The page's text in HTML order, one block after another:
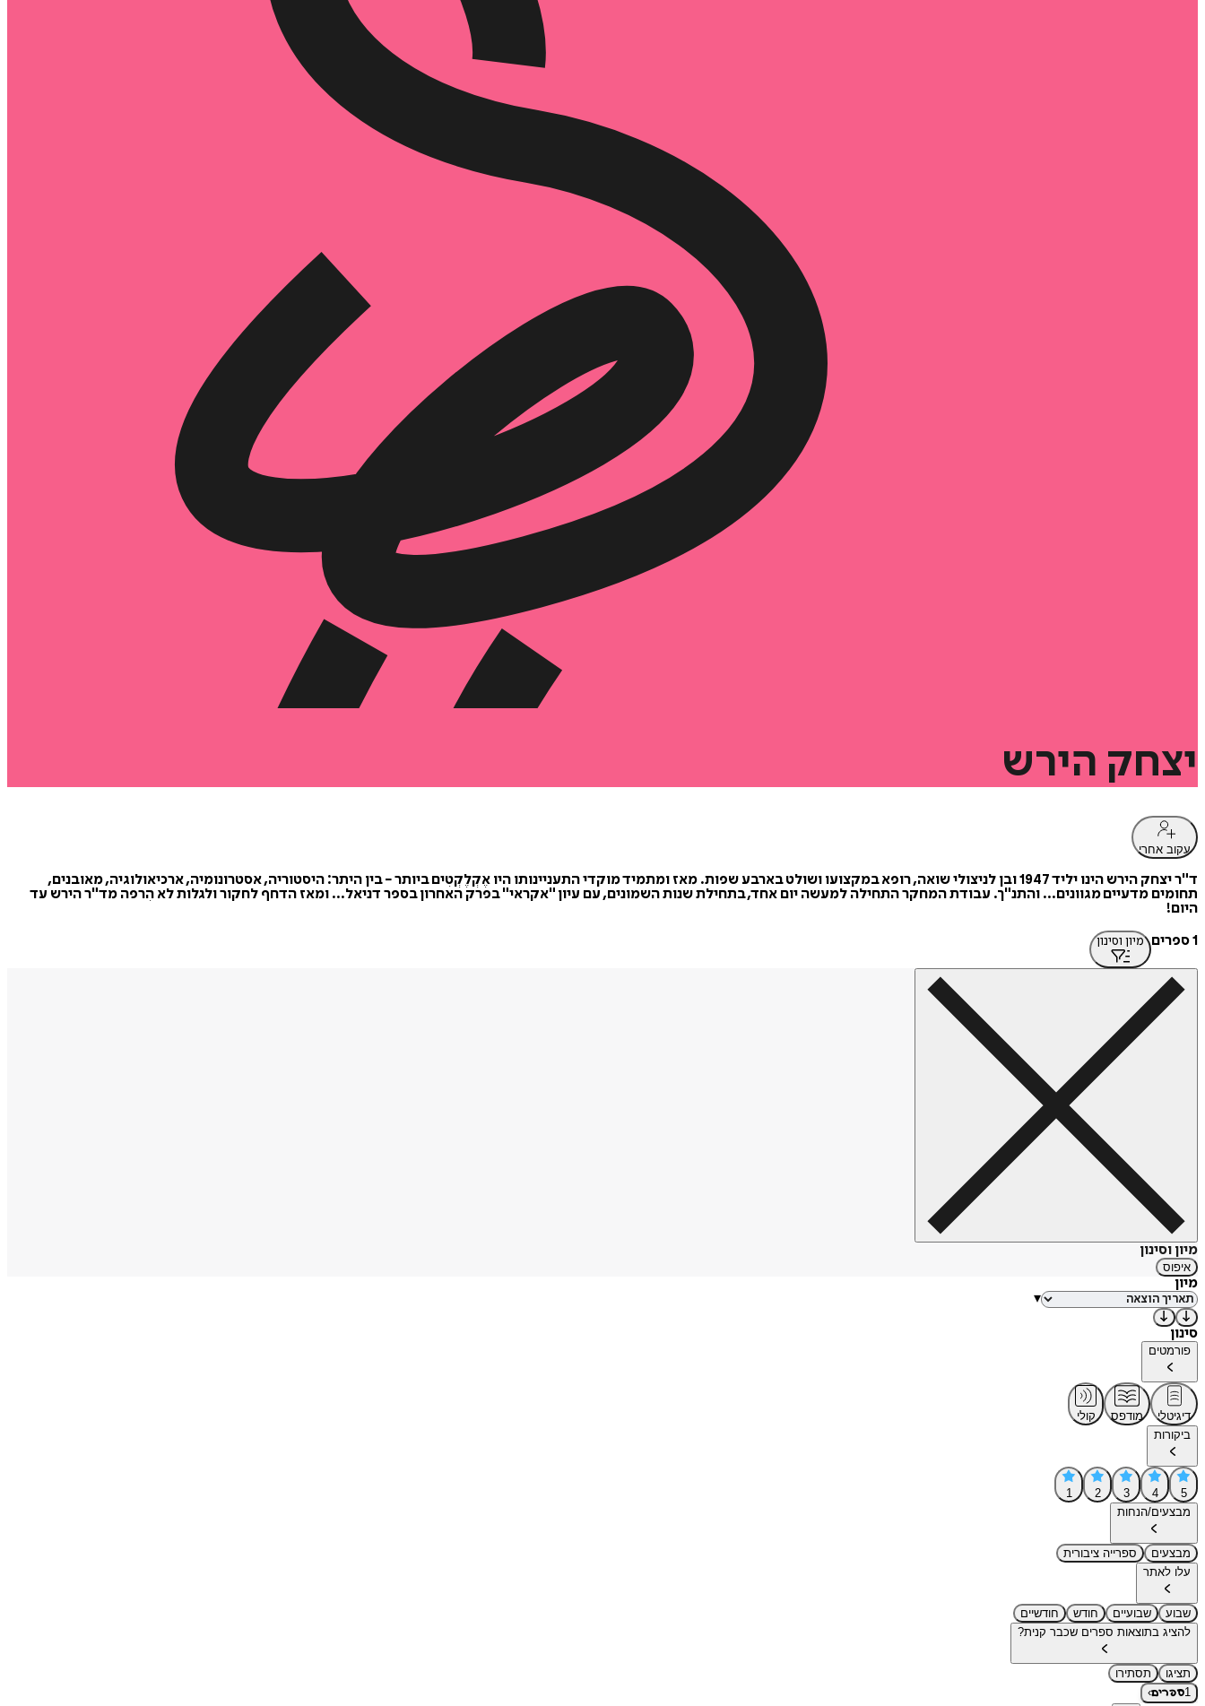
יצחק הירש
עקוב אחרי
ד"ר יצחק הירש הינו יליד 1947 ובן לניצולי שואה, רופא במקצועו ושולט בארבע שפות. מאז ומתמיד מוקדי התעניינותו היו אֶקְלֶקְטִים ביותר − בין היתר: היסטוריה, אסטרונומיה, ארכיאולוגיה, מאובנים,
תחומים מדעיים מגוונים... והתנ"ך. עבודת המחקר התחילה למעשה יום אחד, בתחילת שנות השמונים, עם עיון "אקראי" בפרק האחרון בספר דניאל... ומאז הדחף לחקור ולגלות לא הִרפה מד"ר הירש עד
היום!
1 ספרים
מיון וסינון
מיון וסינון
איפוס
מיון
▾
סינון
פורמטים
דיגיטלי מודפס
קולי
ביקורות
5
4
3
2
1
מבצעים/הנחות
מבצעים
ספרייה ציבורית
עלו לאתר
שבוע שבועיים חודש
חודשיים
להציג בתוצאות ספרים שכבר קנית?
תציגו
תסתירו
1ספרים›